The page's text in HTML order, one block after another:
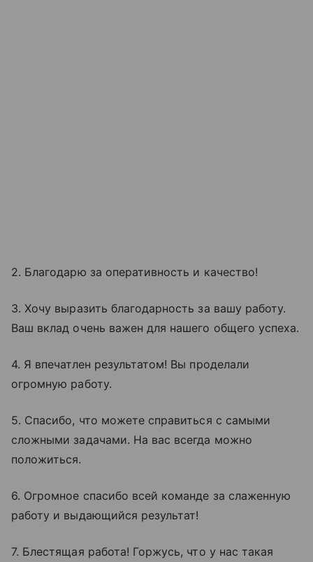
2. Благодарю за оперативность и качество!
3. Хочу выразить благодарность за вашу работу.
Ваш вклад очень важен для нашего общего успеха.
4. Я впечатлен результатом! Вы проделали
огромную работу.
5. Спасибо, что можете справиться с самыми
сложными задачами. На вас всегда можно
положиться.
6. Огромное спасибо всей команде за слаженную
работу и выдающийся результат!
7. Блестящая работа! Горжусь, что у нас такая